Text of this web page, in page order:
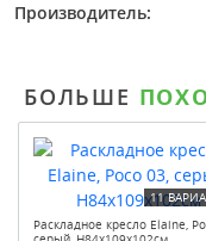
Производитель:
БОЛЬШЕ
Раскладное кресло Elaine,
11